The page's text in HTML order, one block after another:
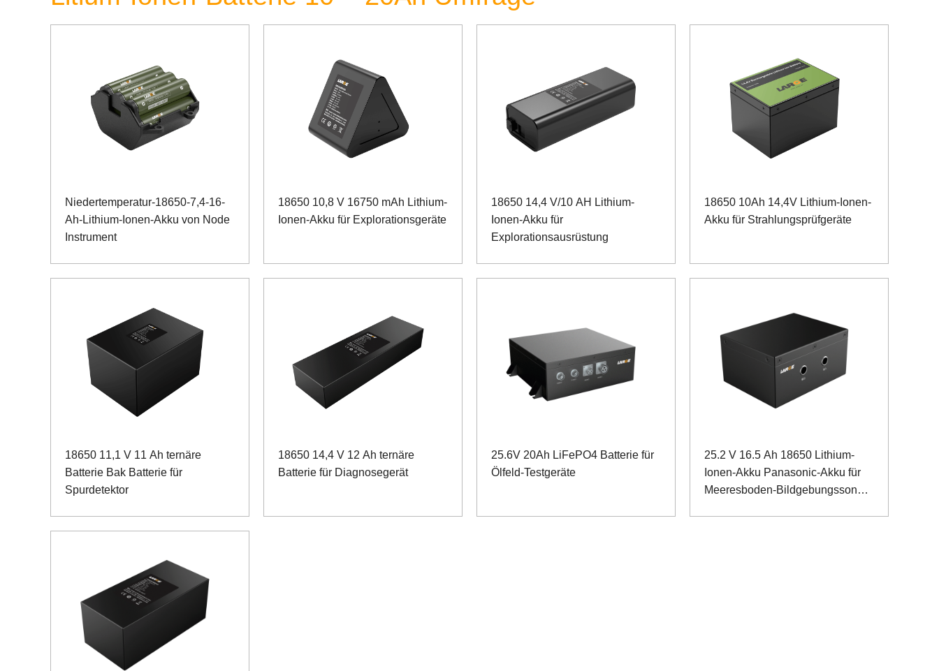
Niedertemperatur-18650-7,4-16-
Ah-Lithium-Ionen-Akku von Node
Instrument
18650 10,8 V 16750 mAh Lithium-
Ionen-Akku für Explorationsgeräte
18650 14,4 V/10 AH Lithium-
Ionen-Akku für
Explorationsausrüstung
18650 10Ah 14,4V Lithium-Ionen-
Akku für Strahlungsprüfgeräte
18650 11,1 V 11 Ah ternäre
Batterie Bak Batterie für
Spurdetektor
18650 14,4 V 12 Ah ternäre
Batterie für Diagnosegerät
25.6V 20Ah LiFePO4 Batterie für
Ölfeld-Testgeräte
25.2 V 16.5 Ah 18650 Lithium-
Ionen-Akku Panasonic-Akku für
Meeresboden-Bildgebungssonar